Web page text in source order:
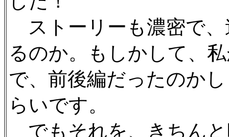
ストーリーも濃密で、
るのか。もしかして、
で、前後編だったのか
らいです。
でもそれを、きちん